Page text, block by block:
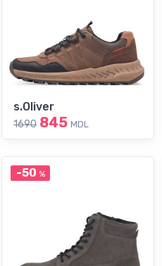
s.Oliver
1690 845 MDL
-50 %